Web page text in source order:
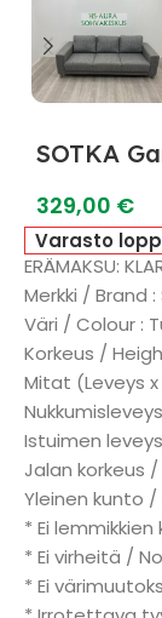
SOTKA
329,00 €
Varasto
ERÄMAKSU:
Merkki / Brand :
Väri / Colour :
Korkeus /
Mitat (Leveys
Istuimen
Jalan korkeus
Yleinen kunto
* Ei
* Ei virheitä /
* Ei